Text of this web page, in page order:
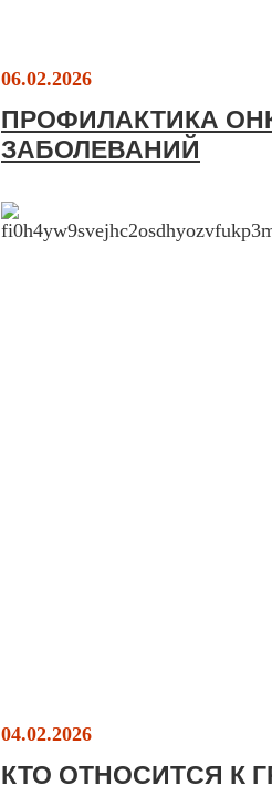
06.02.2026
ПРОФИЛАКТИКА
ЗАБОЛЕВАНИЙ
04.02.2026
КТО ОТНОСИТСЯ К